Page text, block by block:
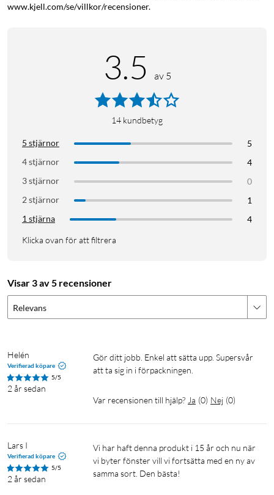
www.kjell.com/se/villkor/recensioner.
3.5 av 5
14 kundbetyg
5 stjärnor
5
4 stjärnor
4
3 stjärnor
0
2 stjärnor
1
1 stjärna
4
Klicka ovan för att filtrera
Visar 3 av 5 recensioner
Relevans
Helén
Verifierad köpare
5/5
2 år sedan
Gör ditt jobb. Enkel att sätta upp. Supersvår
att ta sig in i förpackningen.
Var recensionen till hjälp? Ja (0) Nej (0)
Lars I
Verifierad köpare
5/5
2 år sedan
Vi har haft denna produkt i 15 år och nu när
vi byter fönster vill vi fortsätta med en ny av